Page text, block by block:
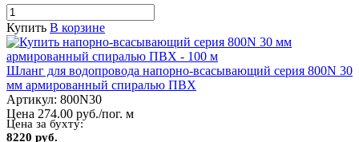
Купить В корзине
Шланг для водопровода напорно-всасывающий серия 800N 30
мм армированный спиралью ПВХ
Артикул: 800N30
Цена 274.00 руб./пог. м
Цена за бухту:
8220 руб.